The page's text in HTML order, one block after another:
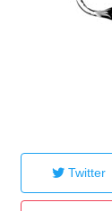
Twitter